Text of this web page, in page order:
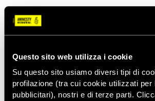
Questo sito web utilizza i cookie
Su questo sito usiamo diversi tipi di
profilazione (tra cui cookie utilizzati
pubblicitari), nostri e di terze parti.
Marielle è stata una compagna
pubblicamente, non nascondere la
che la nostra famiglia esisteva–
Marielle